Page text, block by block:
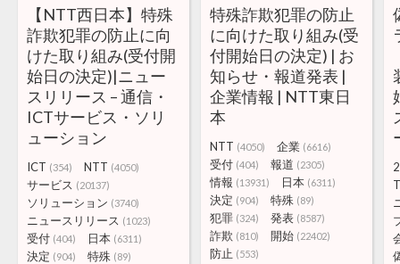
【NTT西日本】特殊
詐欺犯罪の防止に向
けた取り組み(受付開
始日の決定)|ニュー
スリリース – 通信・
ICTサービス・ソリ
ューション
ICT (354) NTT (4050)
サービス (20137)
ソリューション (3740)
ニュースリリース (1023)
受付 (404) 日本 (6311)
決定 (904) 特殊 (89)
特殊詐欺犯罪の防止
に向けた取り組み(受
付開始日の決定) | お
知らせ・報道発表 |
企業情報 | NTT東日
本
NTT (4050) 企業 (6616)
受付 (404) 報道 (2305)
情報 (13931) 日本 (6311)
決定 (904) 特殊 (89)
犯罪 (324) 発表 (8587)
詐欺 (810) 開始 (22402)
防止 (553)